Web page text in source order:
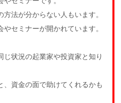
法が分からない人もいます。
セミナーが開かれています。
じ状況の起業家や投資家と知り
、資金の面で助けてくれるかも